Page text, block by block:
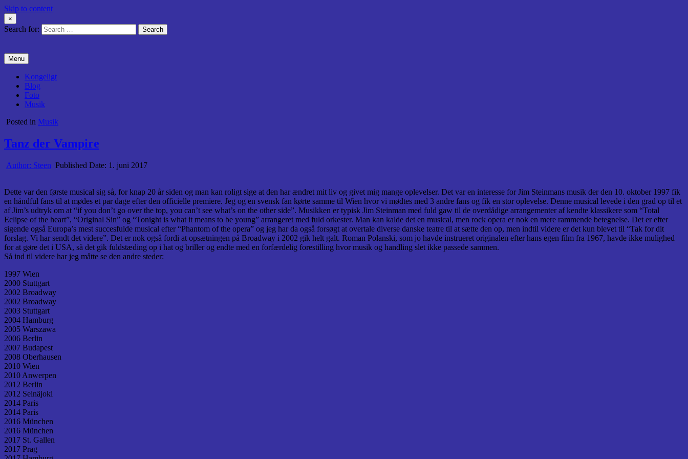
Skip to content
×
Search for:
Menu
Kongeligt
Blog
Foto
Musik
Posted in Musik
Tanz der Vampire
Author: Steen Published Date: 1. juni 2017
Dette var den første musical sig så, for knap 20 år siden og man kan roligt sige at den har ændret mit liv og givet mig mange oplevelser. Det var en interesse for Jim Steinmans musik der den 10. oktober 1997 fik
en håndful fans til at mødes et par dage efter den officielle premiere. Jeg og en svensk fan kørte samme til Wien hvor vi mødtes med 3 andre fans og fik en stor oplevelse. Denne musical levede i den grad op til et
af Jim’s udtryk om at “if you don’t go over the top, you can’t see what’s on the other side”. Musikken er typisk Jim Steinman med fuld gaw til de overdådige arrangementer af kendte klassikere som “Total
Eclipse of the heart”, “Original Sin” og “Tonight is what it means to be young” arrangeret med fuld orkester. Man kan kalde det en musical, men rock opera er nok en mere rammende betegnelse. Det er efter
sigende også Europa’s mest succesfulde musical efter “Phantom of the opera” og jeg har da også forsøgt at overtale diverse danske teatre til at sætte den op, men indtil videre er det kun blevet til “Tak for dit
forslag. Vi har sendt det videre”. Det er nok også fordi at opsætningen på Broadway i 2002 gik helt galt. Roman Polanski, som jo havde instrueret originalen efter hans egen film fra 1967, havde ikke mulighed
for at gøre det i USA, så det gik fuldstæding op i hat og briller og endte med en forfærdelig forestilling hvor musik og handling slet ikke passede sammen.
Så ind til videre har jeg måtte se den andre steder:
1997 Wien
2000 Stuttgart
2002 Broadway
2002 Broadway
2003 Stuttgart
2004 Hamburg
2005 Warszawa
2006 Berlin
2007 Budapest
2008 Oberhausen
2010 Wien
2010 Anwerpen
2012 Berlin
2012 Seinäjoki
2014 Paris
2014 Paris
2016 München
2016 München
2017 St. Gallen
2017 Prag